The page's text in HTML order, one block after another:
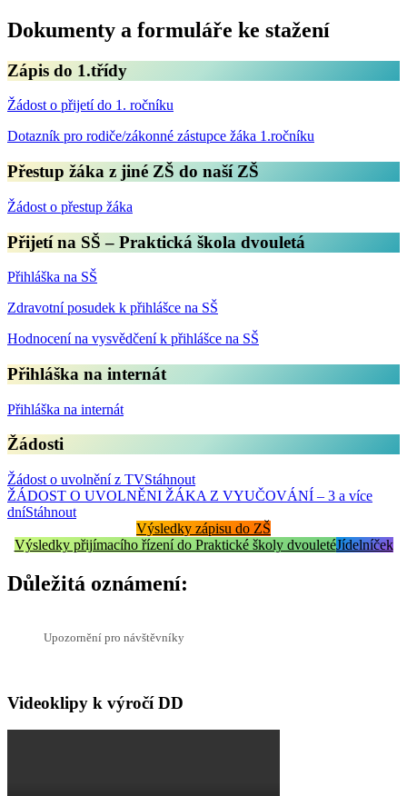
Dokumenty a formuláře ke stažení
Zápis do 1.třídy
Žádost o přijetí do 1. ročníku
Dotazník pro rodiče/zákonné zástupce žáka 1.ročníku
Přestup žáka z jiné ZŠ do naší ZŠ
Žádost o přestup žáka
Přijetí na SŠ – Praktická škola dvouletá
Přihláška na SŠ
Zdravotní posudek k přihlášce na SŠ
Hodnocení na vysvědčení k přihlášce na SŠ
Přihláška na internát
Přihláška na internát
Žádosti
Žádost o uvolnění z TVStáhnout
ŽÁDOST O UVOLNĚNI ŽÁKA Z VYUČOVÁNÍ – 3 a více
dníStáhnout
Výsledky zápisu do ZŠ
Výsledky přijímacího řízení do Praktické školy dvouletéJídelníček
Důležitá oznámení:
Upozornění pro návštěvníky
Videoklipy k výročí DD